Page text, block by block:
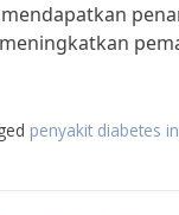
penyakit diabetes